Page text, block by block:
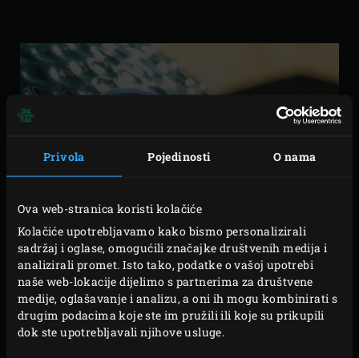
Privola Pojedinosti O nama
Ova web-stranica koristi kolačiće
Kolačiće upotrebljavamo kako bismo personalizirali
sadržaj i oglase, omogućili značajke društvenih medija i
analizirali promet. Isto tako, podatke o vašoj upotrebi
naše web-lokacije dijelimo s partnerima za društvene
medije, oglašavanje i analizu, a oni ih mogu kombinirati s
drugim podacima koje ste im pružili ili koje su prikupili
dok ste upotrebljavali njihove usluge.